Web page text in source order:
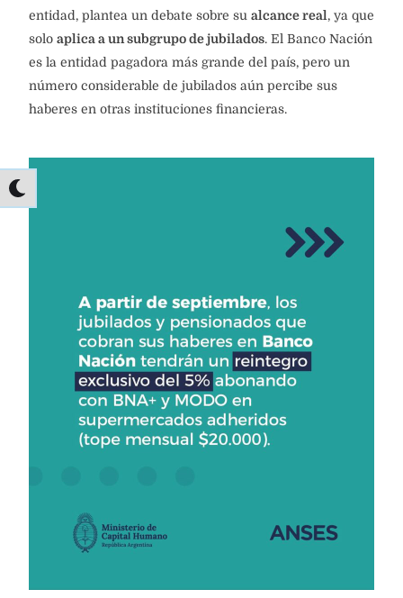
entidad, plantea un debate sobre su alcance real , ya que
solo aplica a un subgrupo de jubilados. El Banco Nación
es la entidad pagadora más grande del país, pero un
número considerable de jubilados aún percibe sus
haberes en otras instituciones financieras.